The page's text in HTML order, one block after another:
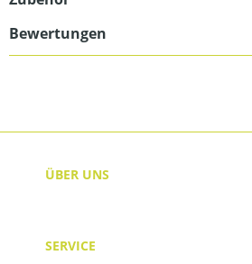
Bewertungen
ÜBER UNS
SERVICE